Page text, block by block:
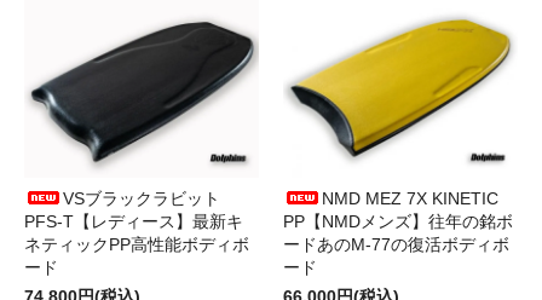
VSブラックラビット
PFS-T【レディース】最新キ
ネティックPP高性能ボディボ
ード
74,800円(税込)
NMD MEZ 7X KINETIC
PP【NMDメンズ】往年の銘ボ
ードあのM-77の復活ボディボ
ード
66,000円(税込)